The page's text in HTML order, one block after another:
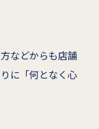
などからも店舗
に「何となく心